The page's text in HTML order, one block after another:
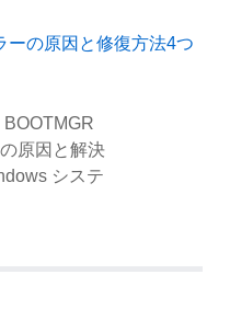
ーの原因と修復方法4つ
原因と解決
システ